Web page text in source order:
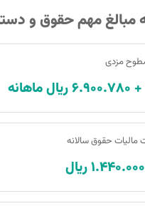
مهم حقوق و دستمزد
مزدی
مالیات حقوق سالانه
ریال